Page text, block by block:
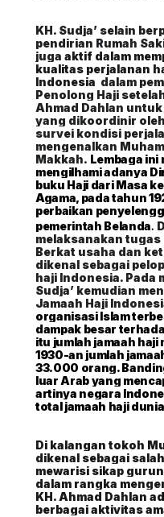
KH. Sudja’ selain
pendirian Rumah
juga aktif dalam
kualitas perjalanan
Indonesia dalam
Penolong Haji
Ahmad Dahlan
yang dikoordinir
survei kondisi
mengenalkan
Makkah. Lembaga
mengilhami adanya
buku Haji dari Masa
Agama, pada tahun
perbaikan
pemerintah Belanda.
melaksanakan
Berkat usaha dan
dikenal sebagai
haji Indonesia. Pada
Sudja’ kemudian
Jamaah Haji
organisasi Islam
dampak besar
itu jumlah jamaah
1930-an jumlah
33.000 orang.
luar Arab yang
artinya negara
total jamaah haji
Di kalangan tokoh
dikenal sebagai
mewarisi sikap
dalam rangka
KH. Ahmad Dahlan
berbagai aktivitas